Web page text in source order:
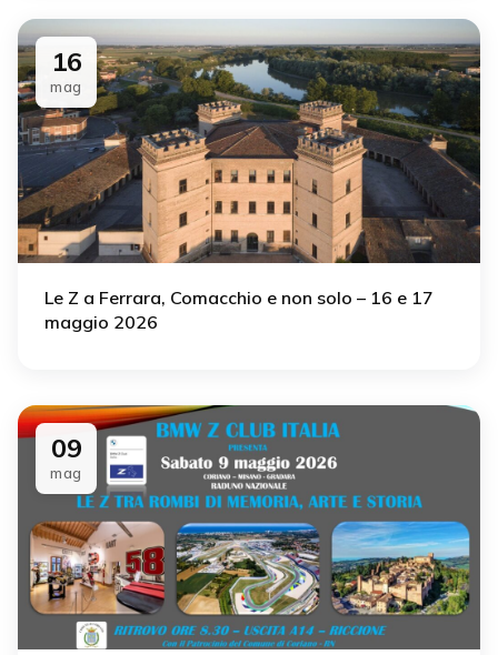
16
mag
Le Z a Ferrara, Comacchio e non solo – 16 e 17
maggio 2026
09
mag